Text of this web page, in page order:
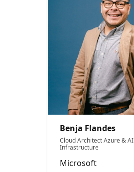
Benja Flandes
Cloud Architect Azure & AI
Infrastructure
Microsoft